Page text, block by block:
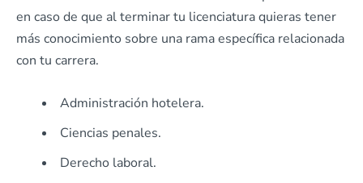
en caso de que al terminar tu licenciatura quieras tener
más conocimiento sobre una rama específica relacionada
con tu carrera.
Administración hotelera.
Ciencias penales.
Derecho laboral.